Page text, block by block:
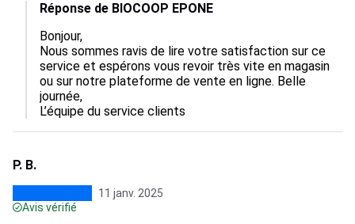
Réponse de BIOCOOP EPONE
Bonjour,
Nous sommes ravis de lire votre satisfaction sur ce
service et espérons vous revoir très vite en magasin
ou sur notre plateforme de vente en ligne. Belle
journée,
L’équipe du service clients
P. B.
11 janv. 2025
Avis vérifié